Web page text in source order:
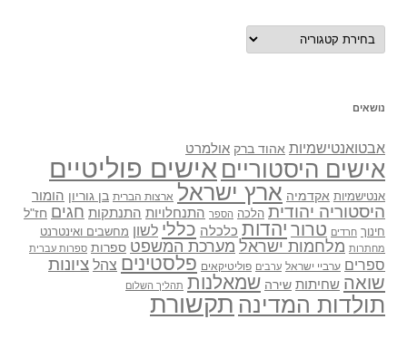
נושאים
נושאים
אבטואנטישמיות אהוד ברק אולמרט
אישים היסטוריים אישים פוליטיים
אנטישמיות אקדמיה ארץ ישראל ארצות הברית בן גוריון הומור
היסטוריה יהודית הלכה הספר התנחלויות התנתקות חגים חז"ל
חינוך חרדים טרור יהדות כלכלה כללי לשון מחשבים ואינטרנט
מחתרות מלחמות ישראל מערכת המשפט ספרות ספרות עברית
ספרים ערביי ישראל ערבים פוליטיקאים פלסטינים צהל ציונות
שואה שחיתות שירה שמאלנות תהליך השלום
תולדות המדינה תקשורת